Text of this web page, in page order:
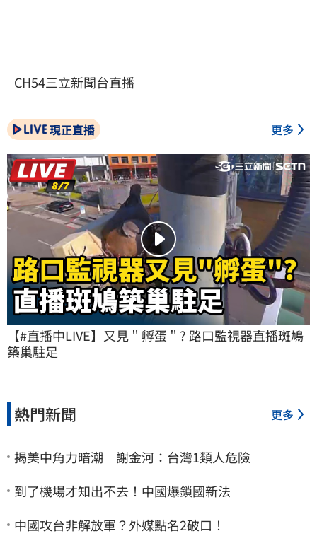
CH54三立新聞台直播
現正直播 更多
【#直播中LIVE】又見＂孵蛋＂? 路口監視器直播斑鳩
築巢駐足
熱門新聞 更多
揭美中角力暗潮 謝金河：台灣1類人危險
到了機場才知出不去！中國爆鎖國新法
中國攻台非解放軍？外媒點名2破口！